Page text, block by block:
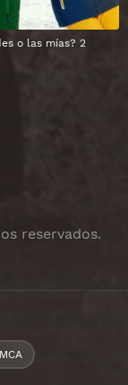
o las mías? 2
reservados.